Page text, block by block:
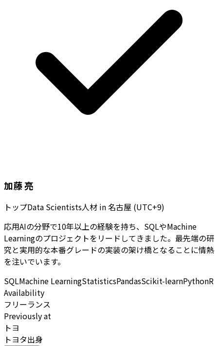
加藤 亮
トップData Scientists人材 in 名古屋 (UTC+9)
応用AIの分野で10年以上の経験を持ち、SQLやMachine
Learningのプロジェクトをリードしてきました。最先端の研
究と実用的な本番グレードの実装の架け橋となることに情熱
を注いでいます。
SQLMachine LearningStatisticsPandasScikit-learnPythonR
Availability
フリーランス
Previously at
トヨ
トヨタ出身